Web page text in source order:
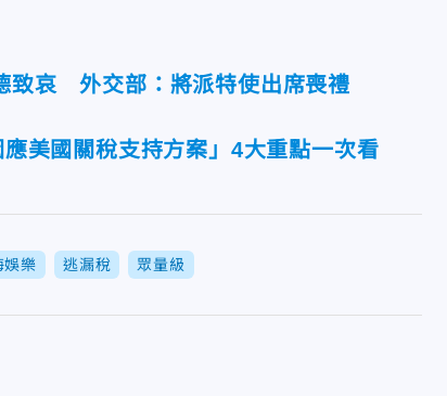
致哀 外交部：將派特使出席喪禮
美國關稅支持方案」4大重點一次看
娛樂 逃漏稅 眾量級